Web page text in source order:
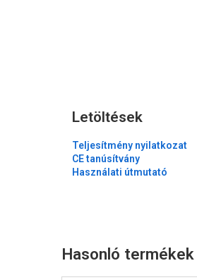
Letöltések
Teljesítmény nyilatkozat
CE tanúsítvány
Használati útmutató
Hasonló termékek